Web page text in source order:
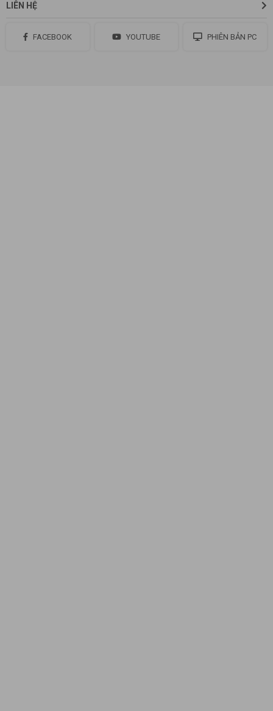
LIÊN HỆ
FACEBOOK YOUTUBE PHIÊN BẢN PC